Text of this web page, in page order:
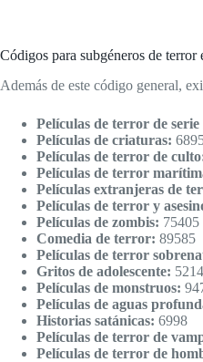
Códigos para subgéneros de terror
Además de este código general,
Películas de terror de serie
Películas de criaturas:
Películas de terror de
Películas de terror
Películas extranjeras de
Películas de terror y
Películas de zombis: 75405
Comedia de terror: 89585
Películas de terror
Gritos de adolescente:
Películas de monstruos:
Películas de aguas
Historias satánicas: 6998
Películas de terror de
Películas de terror de